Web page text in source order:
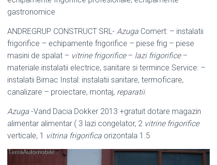
gastronomice
ANDREGRUP CONSTRUCT SRL- Azuga Comert: – instalatii
frigorifice – echipamente frigorifice – piese frig – piese
masini de spalat – vitrine frigorifice– lazi frigorifice–
materiale instalatii electrice, sanitare si termince Service: –
instalatii Bimac Instal: instalatii sanitare, termoficare,
canalizare – proiectare, montaj, reparatii.
Azuga -Vand Dacia Dokker 2013 +gratuit dotare magazin
alimentar alimentar ( 3 lazi congelator, 2 vitrine frigorifice
verticale, 1 vitrina frigorifica orizontala 1.5